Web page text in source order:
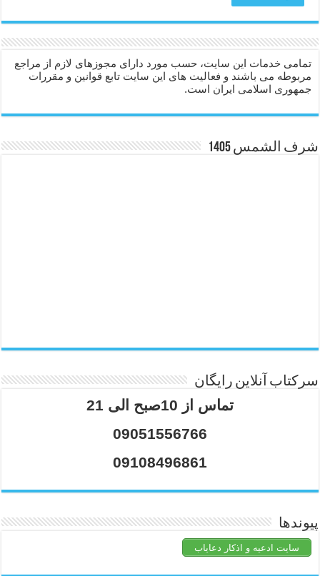
تمامی خدمات این سایت، حسب مورد دارای مجوزهای لازم از مراجع
مربوطه می باشند و فعالیت های این سایت تابع قوانین و مقررات
جمهوری اسلامی ایران است.
شرف الشمس 1405
سرکتاب آنلاین رایگان
تماس از 10صبح الی 21
09051556766
09108496861
پیوندها
سایت ادعیه و اذکار دعایاب